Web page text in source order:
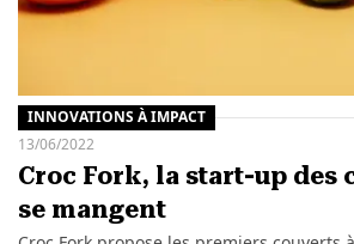
INNOVATIONS À IMPACT
13/06/2022
Croc Fork, la start-up des
se mangent